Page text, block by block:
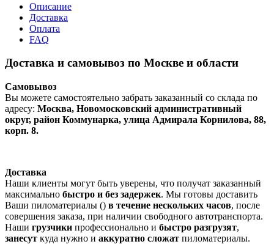
Описание
Доставка
Оплата
FAQ
Доставка и самовывоз по Москве и области
Самовывоз
Вы можете самостоятельно забрать заказанный со склада по
адресу: Москва, Новомосковский административный
округ, район Коммунарка, улица Адмирала Корнилова, 88,
корп. 8.
Доставка
Наши клиенты могут быть уверены, что получат заказанный
максимально быстро и без задержек. Мы готовы доставить
Ваши пиломатериалы () в течение нескольких часов, после
совершения заказа, при наличии свободного автотранспорта.
Наши грузчики профессионально и быстро разгрузят,
занесут куда нужно и аккуратно сложат пиломатериалы.